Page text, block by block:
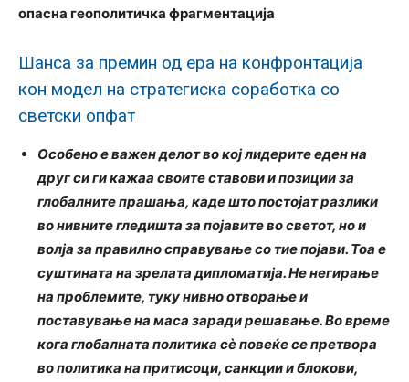
опасна геополитичка фрагментација
Шанса за премин од ера на конфронтација
кон модел на стратегиска соработка со
светски опфат
Особено е важен делот во кој лидерите еден на
друг си ги кажаа своите ставови и позиции за
глобалните прашања, каде што постојат разлики
во нивните гледишта за појавите во светот, но и
волја за правилно справување со тие појави. Тоа е
суштината на зрелата дипломатија. Не негирање
на проблемите, туку нивно отворање и
поставување на маса заради решавање. Во време
кога глобалната политика сè повеќе се претвора
во политика на притисоци, санкции и блокови,